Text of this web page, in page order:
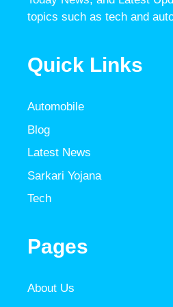
topics such as tech and
Quick Links
Automobile
Blog
Latest News
Sarkari Yojana
Tech
Pages
About Us